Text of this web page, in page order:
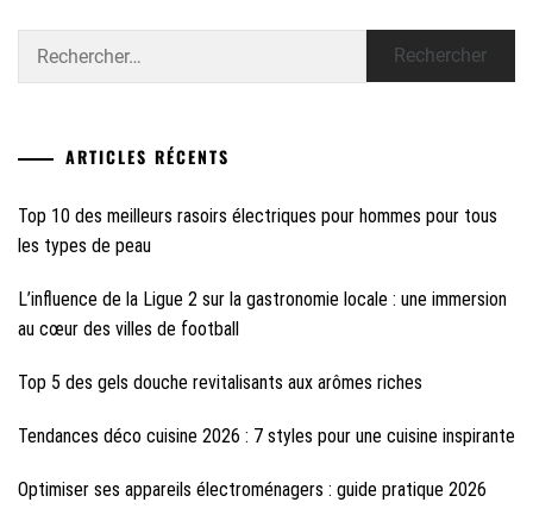
ARTICLES RÉCENTS
Top 10 des meilleurs rasoirs électriques pour hommes pour tous
les types de peau
L’influence de la Ligue 2 sur la gastronomie locale : une immersion
au cœur des villes de football
Top 5 des gels douche revitalisants aux arômes riches
Tendances déco cuisine 2026 : 7 styles pour une cuisine inspirante
Optimiser ses appareils électroménagers : guide pratique 2026